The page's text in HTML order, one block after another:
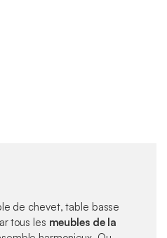
de chevet, table basse
tous les meubles de la